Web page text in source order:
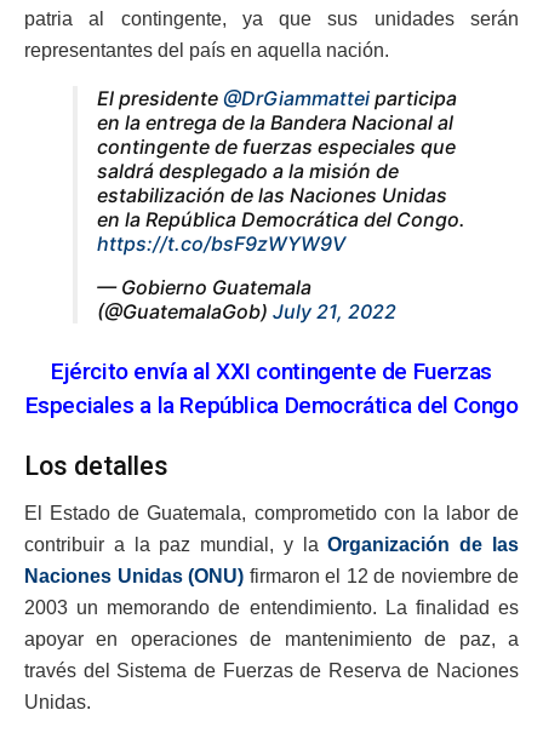
patria al contingente, ya que sus unidades serán
representantes del país en aquella nación.
El presidente @DrGiammattei participa
en la entrega de la Bandera Nacional al
contingente de fuerzas especiales que
saldrá desplegado a la misión de
estabilización de las Naciones Unidas
en la República Democrática del Congo.
https://t.co/bsF9zWYW9V
— Gobierno Guatemala
(@GuatemalaGob) July 21, 2022
Ejército envía al XXI contingente de Fuerzas
Especiales a la República Democrática del Congo
Los detalles
El Estado de Guatemala, comprometido con la labor de
contribuir a la paz mundial, y laOrganización de las
Naciones Unidas (ONU) firmaron el 12 de noviembre de
2003 un memorando de entendimiento. La finalidad es
apoyar en operaciones de mantenimiento de paz, a
través del Sistema de Fuerzas de Reserva de Naciones
Unidas.